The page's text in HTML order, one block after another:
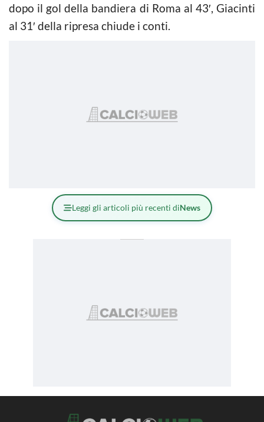
dopo il gol della bandiera di Roma al 43′, Giacinti
al 31′ della ripresa chiude i conti.
Leggi gli articoli più recenti diNews